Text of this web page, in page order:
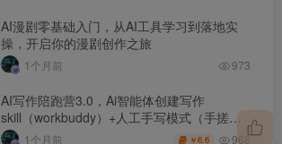
AI漫剧零基础入门，从AI工具学习到落地实
操，开启你的漫剧创作之旅
1个月前 973
AI写作陪跑营3.0，Ai智能体创建写作
skill（workbuddy）+人工手写模式（手搓模
式），去除AI痕迹（头条号、公众号、百家
1个月前 ￥6.6 968